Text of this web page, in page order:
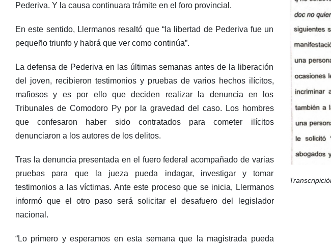
Pederiva. Y la causa continuara trámite en el foro provincial.
En este sentido, Llermanos resaltó que “la libertad de Pederiva fue un
pequeño triunfo y habrá que ver como continúa”.
La defensa de Pederiva en las últimas semanas antes de la liberación
del joven, recibieron testimonios y pruebas de varios hechos ilícitos,
mafiosos y es por ello que deciden realizar la denuncia en los
Tribunales de Comodoro Py por la gravedad del caso. Los hombres
que confesaron haber sido contratados para cometer ilícitos
denunciaron a los autores de los delitos.
Tras la denuncia presentada en el fuero federal acompañado de varias
pruebas para que la jueza pueda indagar, investigar y tomar
testimonios a las víctimas. Ante este proceso que se inicia, Llermanos
informó que el otro paso será solicitar el desafuero del legislador
nacional.
“Lo primero y esperamos en esta semana que la magistrada pueda